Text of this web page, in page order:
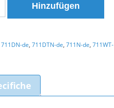
Hinzufügen
711DN-de, 711DTN-de, 711N-de, 711WT-